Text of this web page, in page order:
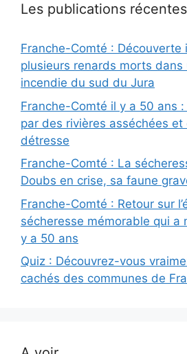
Les publications récentes
Franche-Comté : Découverte
plusieurs renards morts dans
incendie du sud du Jura
Franche-Comté il y a 50 ans :
par des rivières asséchées
détresse
Franche-Comté : La
Doubs en crise, sa faune
Franche-Comté : Retour sur
sécheresse mémorable qui a
y a 50 ans
Quiz : Découvrez-vous
cachés des communes de